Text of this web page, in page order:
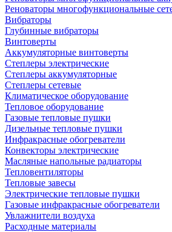
Реноваторы многофункциональные
Вибраторы
Глубинные вибраторы
Винтоверты
Аккумуляторные винтоверты
Степлеры электрические
Степлеры аккумуляторные
Степлеры сетевые
Климатическое оборудование
Тепловое оборудование
Газовые тепловые пушки
Дизельные тепловые пушки
Инфракрасные обогреватели
Конвекторы электрические
Масляные напольные радиаторы
Тепловентиляторы
Тепловые завесы
Электрические тепловые пушки
Газовые инфракрасные обогреватели
Увлажнители воздуха
Расходные материалы